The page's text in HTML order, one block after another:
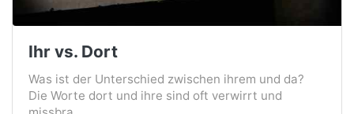
Ihr vs. Dort
Was ist der Unterschied zwischen ihrem und da?
Die Worte dort und ihre sind oft verwirrt und